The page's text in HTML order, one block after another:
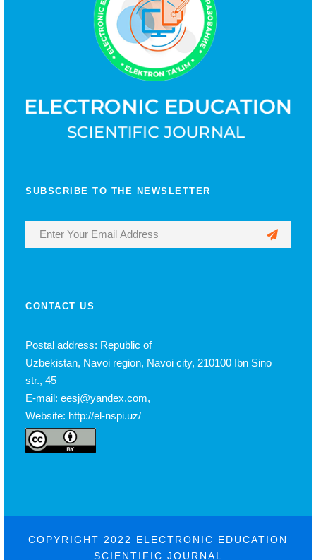
SUBSCRIBE TO THE NEWSLETTER
CONTACT US
Postal address: Republic of
Uzbekistan, Navoi region, Navoi city, 210100 Ibn Sino
str., 45
E-mail: eesj@yandex.com,
Website: http://el-nspi.uz/
COPYRIGHT 2022 ELECTRONIC EDUCATION
SCIENTIFIC JOURNAL